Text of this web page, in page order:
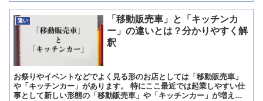
違い
「移動販売車」と「キッチンカ
ー」の違いとは？分かりやすく解
釈
お祭りやイベントなどでよく見る形のお店としては「移動販売車」
や「キッチンカー」があります。 特にここ最近では起業しやすい仕
事として新しい形態の「移動販売車」や「キッチンカー」が増えて